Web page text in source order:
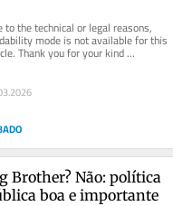
to the technical or legal reasons,
mode is not available for this
Thank you for your kind
Brother? Não: política
boa e importante